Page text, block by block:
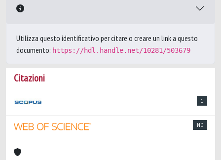
Utilizza questo identificativo per citare o creare un link a questo
documento: https://hdl.handle.net/10281/503679
Citazioni
1
ND